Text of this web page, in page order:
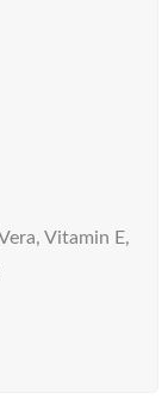
Vitamin E,